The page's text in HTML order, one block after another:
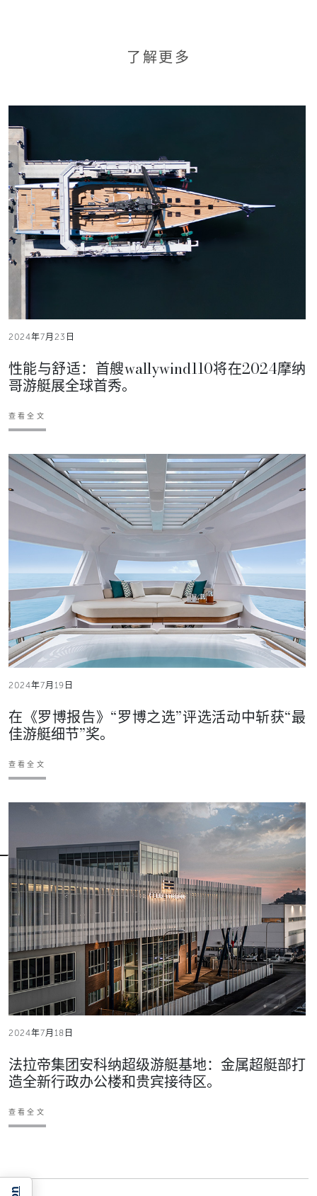
了解更多
2024年7月23日
性能与舒适：首艘wallywind110将在2024摩纳
哥游艇展全球首秀。
查看全文
2024年7月19日
在《罗博报告》“罗博之选”评选活动中斩获“最
佳游艇细节”奖。
查看全文
2024年7月18日
法拉帝集团安科纳超级游艇基地：金属超艇部打
造全新行政办公楼和贵宾接待区。
查看全文